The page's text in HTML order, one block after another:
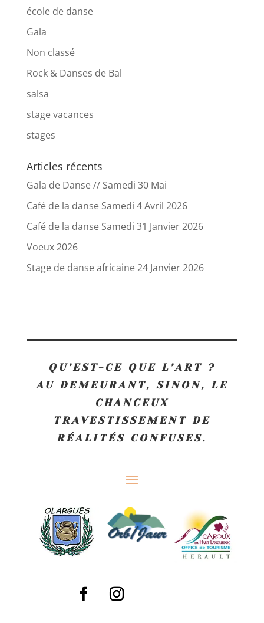
école de danse
Gala
Non classé
Rock & Danses de Bal
salsa
stage vacances
stages
Articles récents
Gala de Danse // Samedi 30 Mai
Café de la danse Samedi 4 Avril 2026
Café de la danse Samedi 31 Janvier 2026
Voeux 2026
Stage de danse africaine 24 Janvier 2026
QU’EST-CE QUE L’ART ?
AU DEMEURANT, SINON, LE
CHANCEUX
TRAVESTISSEMENT DE
RÉALITÉS CONFUSES.